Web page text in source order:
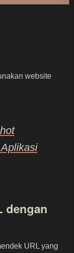
website
dengan
URL yang